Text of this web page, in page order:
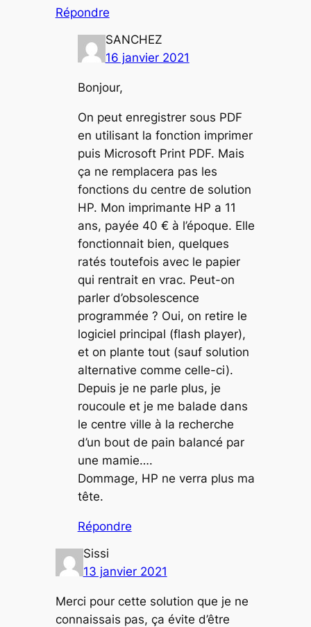
Répondre
SANCHEZ
16 janvier 2021
Bonjour,
On peut enregistrer sous PDF
en utilisant la fonction imprimer
puis Microsoft Print PDF. Mais
ça ne remplacera pas les
fonctions du centre de solution
HP. Mon imprimante HP a 11
ans, payée 40 € à l’époque. Elle
fonctionnait bien, quelques
ratés toutefois avec le papier
qui rentrait en vrac. Peut-on
parler d’obsolescence
programmée ? Oui, on retire le
logiciel principal (flash player),
et on plante tout (sauf solution
alternative comme celle-ci).
Depuis je ne parle plus, je
roucoule et je me balade dans
le centre ville à la recherche
d’un bout de pain balancé par
une mamie….
Dommage, HP ne verra plus ma
tête.
Répondre
Sissi
13 janvier 2021
Merci pour cette solution que je ne
connaissais pas, ça évite d’être